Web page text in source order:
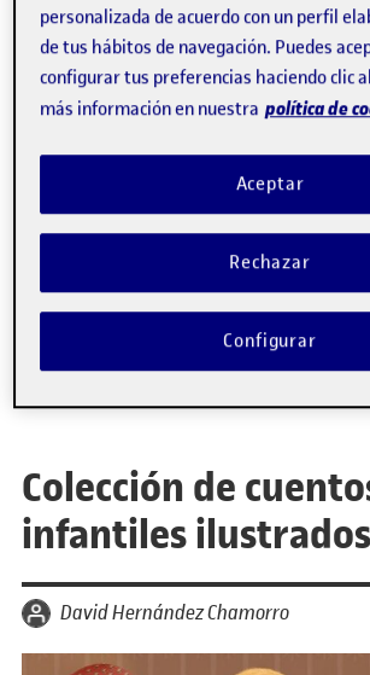
por NG-ON
Colección de
infantiles ilustrados
por David Hernández Chamorro
personalizada de acuerdo con un perfil
de tus hábitos de navegación. Puedes
configurar tus preferencias haciendo clic
más información en nuestra política de
Rechazar
Aceptar
Configurar